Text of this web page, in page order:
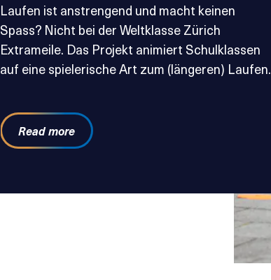
Laufen ist anstrengend und macht keinen
Spass? Nicht bei der Weltklasse Zürich
Extrameile. Das Projekt animiert Schulklassen
auf eine spielerische Art zum (längeren) Laufen.
Read more